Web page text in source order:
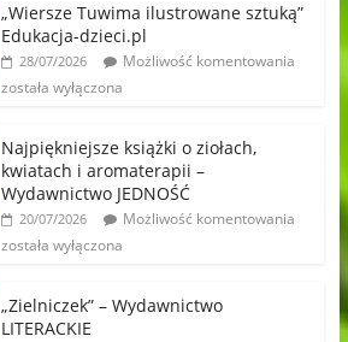
„Wiersze Tuwima ilustrowane sztuką”
Edukacja-dzieci.pl
28/07/2026
Możliwość komentowania
została wyłączona
Najpiękniejsze książki o ziołach,
kwiatach i aromaterapii –
Wydawnictwo JEDNOŚĆ
20/07/2026
Możliwość komentowania
została wyłączona
„Zielniczek” – Wydawnictwo
LITERACKIE